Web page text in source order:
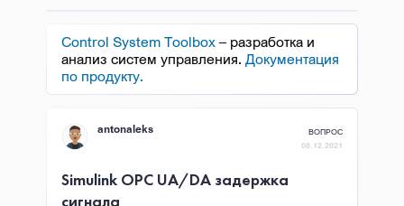
Control System Toolbox – разработка и
анализ систем управления. Документация
по продукту.
ВОПРОС
08.12.2021
antonaleks
Simulink OPC UA/DA задержка
сигнала